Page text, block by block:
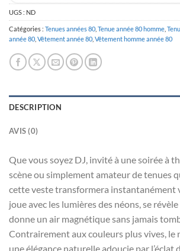
UGS : ND
Catégories : Tenues années 80 Tenue année 80 homme
année 80 Vêtement année 80 Vêtement homme année 80
DESCRIPTION
AVIS (0)
Que vous soyez DJ, invité à une soirée à
scène ou simplement amateur de tenues
cette veste transformera instantanément
joue avec les lumières des néons, se
donne un air magnétique sans jamais
Contrairement aux couleurs plus vives, le
une élégance naturelle adoucie par l’éclat